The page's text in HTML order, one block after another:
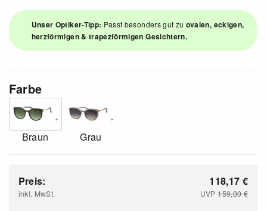
Unser Optiker-Tipp: Passt besonders gut zu ovalen, eckigen,
herzförmigen & trapezförmigen Gesichtern.
Farbe
Braun Grau
Preis:
inkl. MwSt.
118,17 €
UVP159,00€